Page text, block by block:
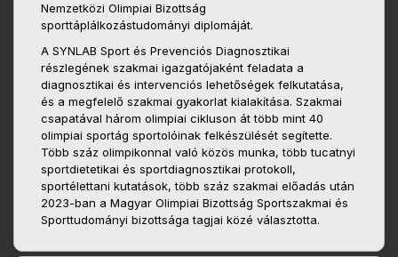
Nemzetközi Olimpiai Bizottság
sporttáplálkozástudományi diplomáját.
A SYNLAB Sport és Prevenciós Diagnosztikai
részlegének szakmai igazgatójaként feladata a
diagnosztikai és intervenciós lehetőségek felkutatása,
és a megfelelő szakmai gyakorlat kialakítása. Szakmai
csapatával három olimpiai cikluson át több mint 40
olimpiai sportág sportolóinak felkészülését segítette.
Több száz olimpikonnal való közös munka, több tucatnyi
sportdietetikai és sportdiagnosztikai protokoll,
sportélettani kutatások, több száz szakmai előadás után
2023-ban a Magyar Olimpiai Bizottság Sportszakmai és
Sporttudományi bizottsága tagjai közé választotta.